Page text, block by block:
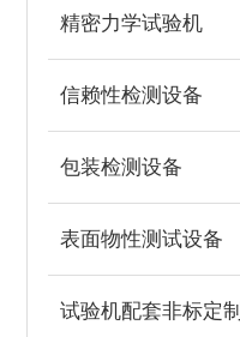
精密力学试验机
信赖性检测设备
包装检测设备
表面物性测试设备
试验机配套非标定制